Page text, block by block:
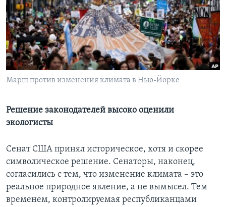
Learning English
СОЦИАЛЬНЫЕ СЕТИ
Марш против изменения климата в Нью-Йорке
Решение законодателей высоко оценили
экологисты
Сенат США принял историческое, хотя и скорее
символическое решение. Сенаторы, наконец,
согласились с тем, что изменение климата – это
реальное природное явление, а не вымысел. Тем
временем, контролируемая республиканцами